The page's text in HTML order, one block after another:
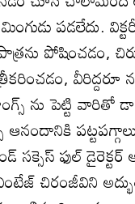
పడలేదు.
పోషించడం,
వీరిద్దరూ
ను పెట్టి వారితో
ఫుల్
చిరంజీవిని